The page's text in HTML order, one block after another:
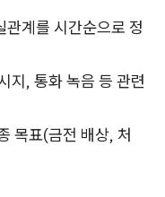
계를 시간순으로 정
지, 통화 녹음 등 관련
목표(금전 배상, 처